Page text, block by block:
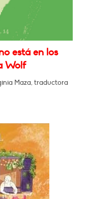
está en los
Wolf
Maza, traductora